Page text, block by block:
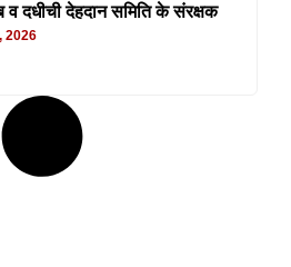
दधीची देहदान समिति के संरक्षक
2026